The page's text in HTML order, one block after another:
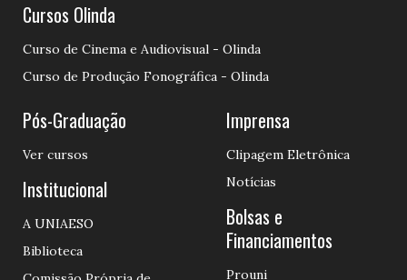
Cursos Olinda
Curso de Cinema e Audiovisual - Olinda
Curso de Produção Fonográfica - Olinda
Pós-Graduação
Ver cursos
Institucional
A UNIAESO
Biblioteca
Imprensa
Clipagem Eletrônica
Notícias
Bolsas e
Financiamentos
Prouni